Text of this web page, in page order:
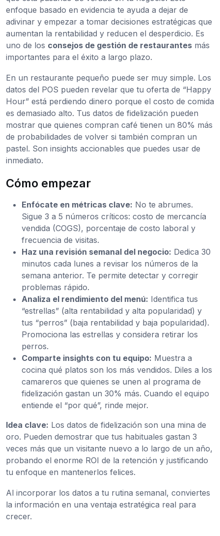
enfoque basado en evidencia te ayuda a dejar de
adivinar y empezar a tomar decisiones estratégicas que
aumentan la rentabilidad y reducen el desperdicio. Es
uno de los consejos de gestión de restaurantes más
importantes para el éxito a largo plazo.
En un restaurante pequeño puede ser muy simple. Los
datos del POS pueden revelar que tu oferta de “Happy
Hour” está perdiendo dinero porque el costo de comida
es demasiado alto. Tus datos de fidelización pueden
mostrar que quienes compran café tienen un 80% más
de probabilidades de volver si también compran un
pastel. Son insights accionables que puedes usar de
inmediato.
Cómo empezar
Enfócate en métricas clave: No te abrumes.
Sigue 3 a 5 números críticos: costo de mercancía
vendida (COGS), porcentaje de costo laboral y
frecuencia de visitas.
Haz una revisión semanal del negocio: Dedica 30
minutos cada lunes a revisar los números de la
semana anterior. Te permite detectar y corregir
problemas rápido.
Analiza el rendimiento del menú: Identifica tus
“estrellas” (alta rentabilidad y alta popularidad) y
tus “perros” (baja rentabilidad y baja popularidad).
Promociona las estrellas y considera retirar los
perros.
Comparte insights con tu equipo: Muestra a
cocina qué platos son los más vendidos. Diles a los
camareros que quienes se unen al programa de
fidelización gastan un 30% más. Cuando el equipo
entiende el “por qué”, rinde mejor.
Idea clave: Los datos de fidelización son una mina de
oro. Pueden demostrar que tus habituales gastan 3
veces más que un visitante nuevo a lo largo de un año,
probando el enorme ROI de la retención y justificando
tu enfoque en mantenerlos felices.
Al incorporar los datos a tu rutina semanal, conviertes
la información en una ventaja estratégica real para
crecer.